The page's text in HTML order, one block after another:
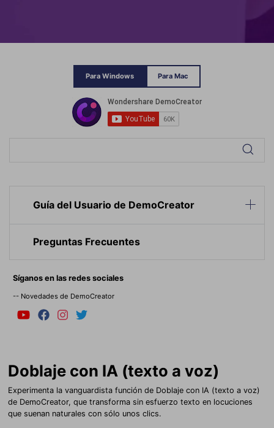
Para Windows Para Mac
Guía del Usuario de DemoCreator
Preguntas Frecuentes
Síganos en las redes sociales
-- Novedades de DemoCreator
Doblaje con IA (texto a voz)
Experimenta la vanguardista función de Doblaje con IA (texto a voz)
de DemoCreator, que transforma sin esfuerzo texto en locuciones
que suenan naturales con sólo unos clics.